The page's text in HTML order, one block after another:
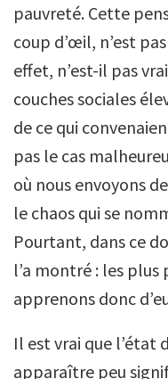
pauvreté. Cette
coup d’œil, n’est
effet, n’est-il pas
couches sociales
de ce qui
pas le cas
où nous envoyons
le chaos qui se
Pourtant, dans ce
l’a montré : les
apprenons donc
Il est vrai que l’état
apparaître peu